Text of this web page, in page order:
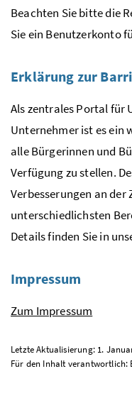
Beachten Sie bitte die
Sie ein Benutzerkonto
Erklärung zur
Als zentrales Portal für
Unternehmer ist es ein
alle Bürgerinnen und
Verfügung zu stellen.
Verbesserungen an
unterschiedlichsten
Details finden Sie in
Impressum
Zum Impressum
Letzte Aktualisierung: 1.
Für den Inhalt verantwortlich: